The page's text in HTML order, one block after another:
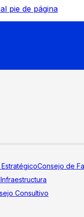
pie de página
EstratégicoConsejo de
Infraestructura
Consultivo